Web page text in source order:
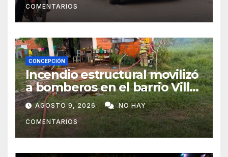
COMENTARIOS
CONCEPCIÓN
Incendio estructural movilizó
a bomberos en el barrio Villa
Alta
AGOSTO 9, 2026 NO HAY
COMENTARIOS